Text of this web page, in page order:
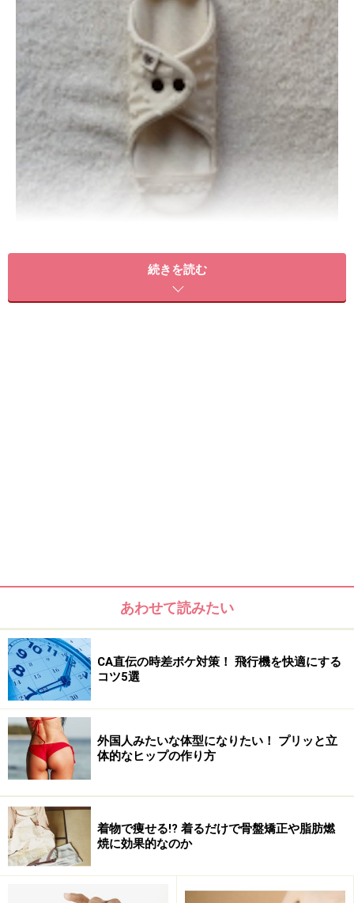
今注目されている「布ナプキン」は、その名のとおり布
でできたナプキンのこと。生理やおりものがある時など
に使われる、紙ナプキンと同じ役割を持っています。化
学物質を使っていないことから、膣への影響も少なく、
肌にも優しい、と女性の間でも人気です。
「生理の悩みトップ3に入るのがデリケートゾーンのか
ゆみやかぶれ。より肌に刺激が少なく、安心して使える
布ナプキン……特にオーガニック繊維を使ったものはおす
すめです。生まれたての赤ちゃんから使用できるほどに
ふんわりと優しい肌触りで、かぶれやかゆみなどの悩み
も軽減していきます」そうお話してくれたのは、布ナプ
キンの専門店、レメディガーデンのオーナー、田上玲子
さん。
続きを読む
あわせて読みたい
CA直伝の時差ボケ対策！ 飛行機を快適にする
コツ5選
外国人みたいな体型になりたい！ プリッと立
体的なヒップの作り方
着物で痩せる!? 着るだけで骨盤矯正や脂肪燃
焼に効果的なのか